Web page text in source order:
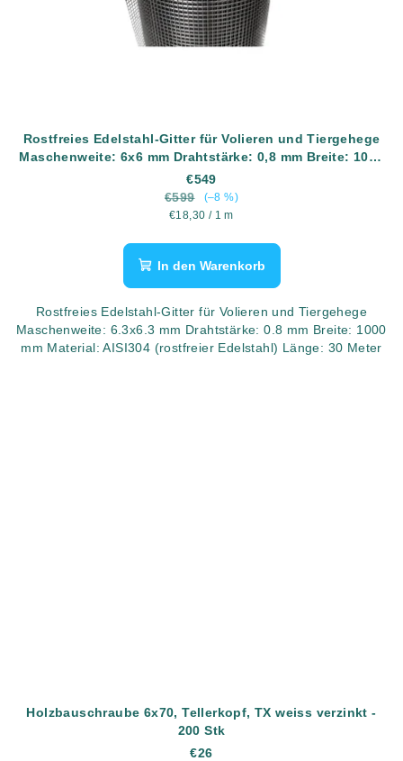
Rostfreies Edelstahl-Gitter für Volieren und Tiergehege
Maschenweite: 6x6 mm Drahtstärke: 0,8 mm Breite: 1000
mm Material: AISI304 (rostfreier Edelstahl) Länge: 30
Meter
€549
€599
(–8 %)
Verkaufspreis:
€18,30 / 1 m
In den Warenkorb
Rostfreies Edelstahl-Gitter für Volieren und Tiergehege
Maschenweite: 6.3x6.3 mm Drahtstärke: 0.8 mm Breite: 1000
mm Material: AISI304 (rostfreier Edelstahl) Länge: 30 Meter
Holzbauschraube 6x70, Tellerkopf, TX weiss verzinkt -
200 Stk
€26